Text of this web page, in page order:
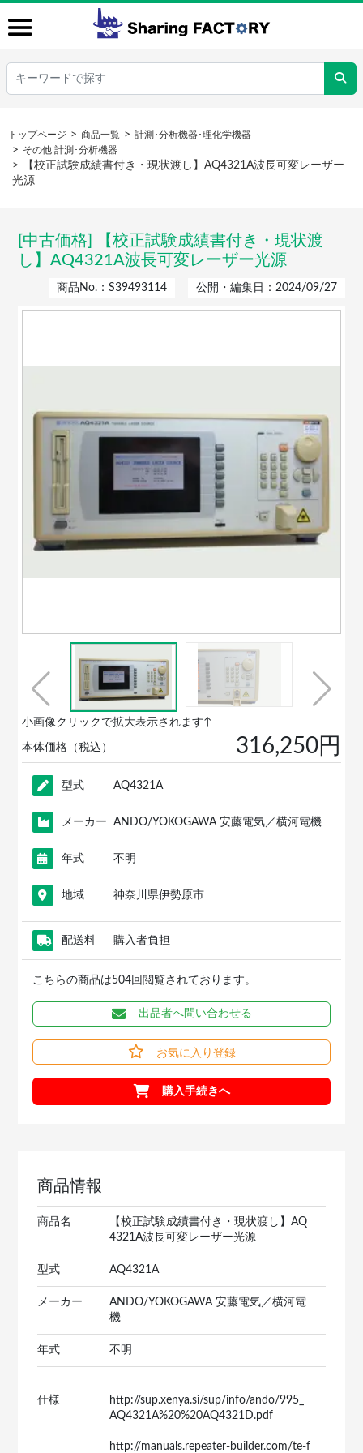
トップページ 商品一覧
計測･分析機器･理化学機器
その他 計測･分析機器
【校正試験成績書付き・現状渡し】AQ4321A波長可変レーザー
光源
[中古価格] 【校正試験成績書付き・現状渡
し】AQ4321A波長可変レーザー光源
商品No.：S39493114 公開・編集日：2024/09/27
小画像クリックで拡大表示されます↑
本体価格（税込） 316,250円
型式 AQ4321A
メーカー ANDO/YOKOGAWA 安藤電気／横河電機
年式 不明
地域 神奈川県伊勢原市
配送料 購入者負担
こちらの商品は504回閲覧されております。
出品者へ問い合わせる
お気に入り登録
購入手続きへ
商品情報
商品名
【校正試験成績書付き・現状渡し】AQ
4321A波長可変レーザー光源
型式 AQ4321A
メーカー
ANDO/YOKOGAWA 安藤電気／横河電
機
年式 不明
仕様
http://sup.xenya.si/sup/info/ando/995_
AQ4321A%20%20AQ4321D.pdf
http://manuals.repeater-builder.com/te-f